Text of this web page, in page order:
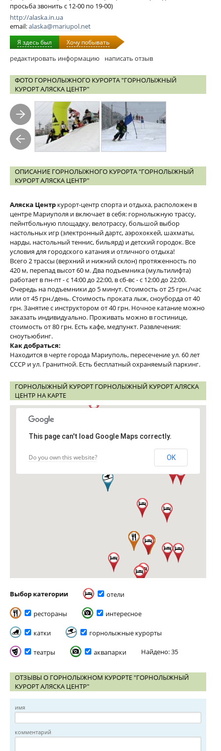
просьба звонить с 12-00 по 19-00)
http://alaska.in.ua
email:alaska@mariupol.net
Я здесь был Хочу побывать
редактировать информацию написать отзыв
ФОТО ГОРНОЛЫЖНОГО КУРОРТА "ГОРНОЛЫЖНЫЙ
КУРОРТ АЛЯСКА ЦЕНТР"
ОПИСАНИЕ ГОРНОЛЫЖНОГО КУРОРТА "ГОРНОЛЫЖНЫЙ
КУРОРТ АЛЯСКА ЦЕНТР"
Аляска Центр курорт-центр спорта и отдыха, расположен в
центре Мариуполя и включает в себя: горнолыжную трассу,
пейнтбольную площадку, велотрассу, большой выбор
настольных игр (электронный дартс, аэрохоккей, шахматы,
нарды, настольный теннис, бильярд) и детский городок. Все
условия для городского катания и отличного отдыха!
Всего 2 трассы (верхний и нижний склон) протяженность по
420 м, перепад высот 60 м. Два подъемника (мультилифта)
работает в пн-пт - с 14:00 до 22:00, в сб-вс - с 12:00 до 22:00.
Очередь на подъемники до 5 минут. Стоимость от 25 грн./час
или от 45 грн./день. Стоимость проката лыж, сноуборда от 40
грн. Занятие с инструктором от 40 грн. Ночное катание можно
заказать индивидуально. Проживать можно в гостинице,
стоимость от 80 грн. Есть кафе, медпункт. Развлечения:
сноутьюбинг.
Как добраться:
Находится в черте города Мариуполь, пересечение ул. 60 лет
СССР и ул. Гранитной. Есть бесплатный охраняемый паркинг.
ГОРНОЛЫЖНЫЙ КУРОРТ ГОРНОЛЫЖНЫЙ КУРОРТ АЛЯСКА
ЦЕНТР НА КАРТЕ
This page can't load Google Maps correctly.
Do you own this website? OK
Выбор категории отели
рестораны интересное
катки горнолыжные курорты
театры аквапарки Найдено: 35
ОТЗЫВЫ О ГОРНОЛЫЖНОМ КУРОРТЕ "ГОРНОЛЫЖНЫЙ
КУРОРТ АЛЯСКА ЦЕНТР"
имя
комментарий